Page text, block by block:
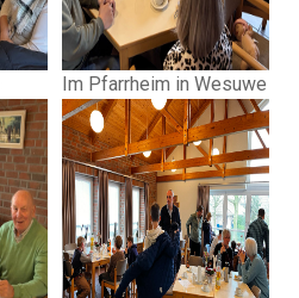
Im Pfarrheim in Wesuwe